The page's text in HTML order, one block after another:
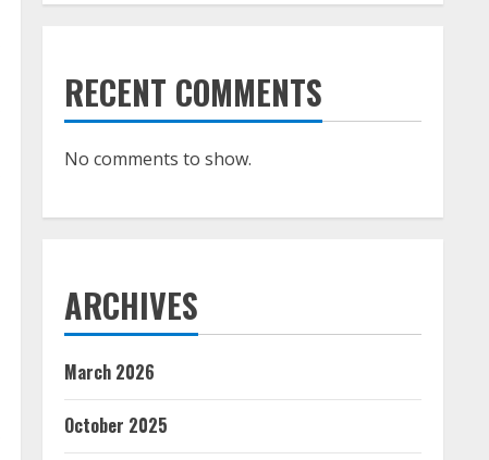
RECENT COMMENTS
No comments to show.
ARCHIVES
March 2026
October 2025